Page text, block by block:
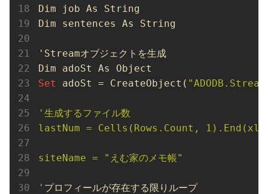
Dim job As String
Dim sentences As String
'Streamオブジェクトを生成
Set
adoSt = CreateObject(
'生成するファイル数
lastNum = Cells(Rows.Count,
siteName = "えむ家のメモ帳"
'